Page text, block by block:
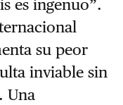
es ingenuo”.
su peor
inviable sin
Una